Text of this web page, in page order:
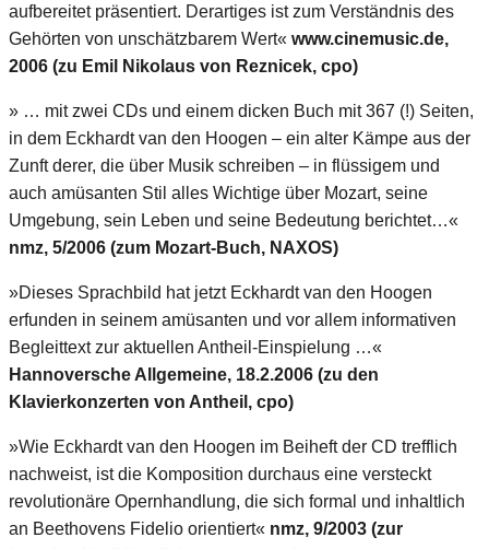
aufbereitet präsentiert. Derartiges ist zum Verständnis des
Gehörten von unschätzbarem Wert« www.cinemusic.de,
2006 (zu Emil Nikolaus von Reznicek, cpo)
» … mit zwei CDs und einem dicken Buch mit 367 (!) Seiten,
in dem Eckhardt van den Hoogen – ein alter Kämpe aus der
Zunft derer, die über Musik schreiben – in flüssigem und
auch amüsanten Stil alles Wichtige über Mozart, seine
Umgebung, sein Leben und seine Bedeutung berichtet…«
nmz, 5/2006 (zum Mozart-Buch, NAXOS)
»Dieses Sprachbild hat jetzt Eckhardt van den Hoogen
erfunden in seinem amüsanten und vor allem informativen
Begleittext zur aktuellen Antheil-Einspielung …«
Hannoversche Allgemeine, 18.2.2006 (zu den
Klavierkonzerten von Antheil, cpo)
»Wie Eckhardt van den Hoogen im Beiheft der CD trefflich
nachweist, ist die Komposition durchaus eine versteckt
revolutionäre Opernhandlung, die sich formal und inhaltlich
an Beethovens Fidelio orientiert« nmz, 9/2003 (zur